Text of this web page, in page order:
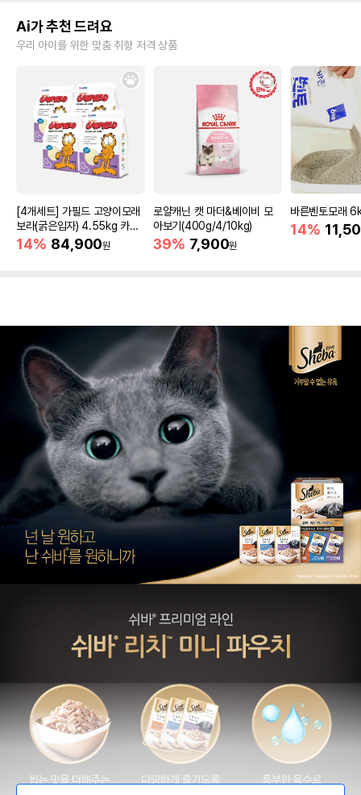
Ai가 추천 드려요
우리 아이를 위한 맞춤 취향 저격 상품
[4개세트] 가필드 고양이모래
보라(굵은입자) 4.55kg 카사
바모래
14% 84,900원
로얄캐닌 캣 마더&베이비 모
아보기(400g/4/10kg)
39% 7,900원
바른벤토모래
14%